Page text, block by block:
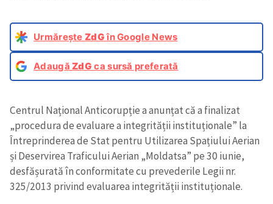
Urmărește ZdGîn Google News
AdaugăZdG ca sursă preferată
Centrul Național Anticorupție a anunțat că a finalizat
„procedura de evaluare a integrității instituționale” la
Întreprinderea de Stat pentru Utilizarea Spațiului Aerian
și Deservirea Traficului Aerian „Moldatsa” pe 30 iunie,
desfășurată în conformitate cu prevederile Legii nr.
325/2013 privind evaluarea integrității instituționale.